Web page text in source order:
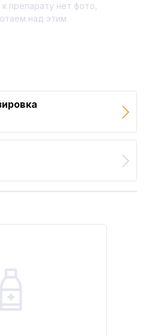
препарату нет фото,
над этим